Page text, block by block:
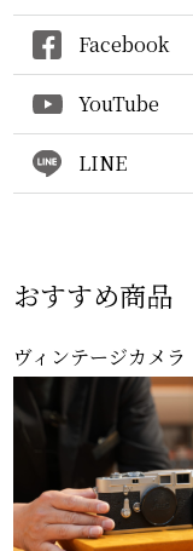
Facebook
YouTube
LINE
おすすめ商品
ヴィンテージカメラ